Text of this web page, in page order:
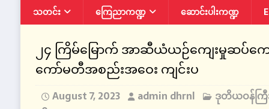
သတင်း ကြေညာကဏ္ဍ ဆောင်းပါးကဏ္ဍ
၂၄ ကြိမ်မြောက် အာဆီယံယဉ်ကျေးမှုဆပ်က
ကော်မတီအစည်းအဝေး ကျင်းပ
August 7, 2023 admin dhrnl
ဒုတိယဝန်က